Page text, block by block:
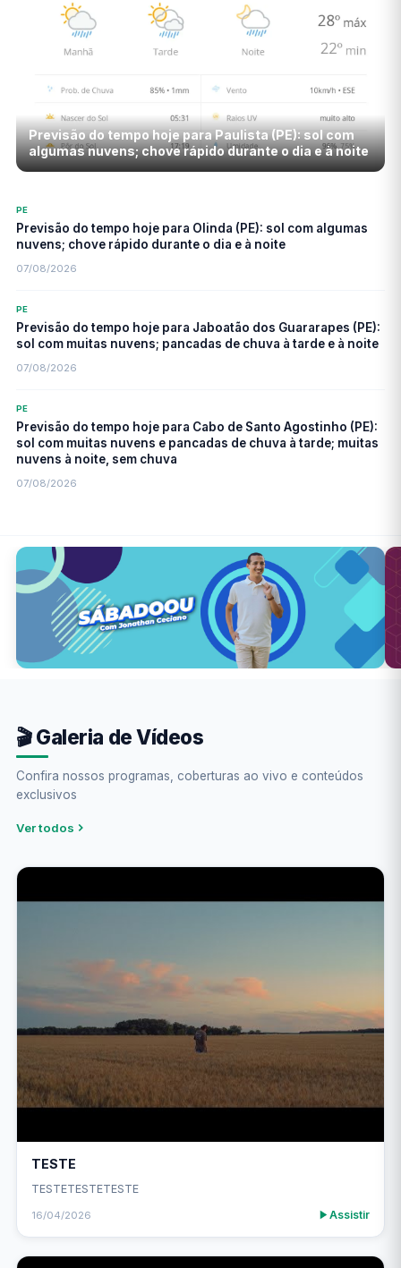
Previsão do tempo hoje para Paulista (PE): sol com
algumas nuvens; chove rápido durante o dia e à noite
PE
Previsão do tempo hoje para Olinda (PE): sol com algumas
nuvens; chove rápido durante o dia e à noite
07/08/2026
PE
Previsão do tempo hoje para Jaboatão dos Guararapes (PE):
sol com muitas nuvens; pancadas de chuva à tarde e à noite
07/08/2026
PE
Previsão do tempo hoje para Cabo de Santo Agostinho (PE):
sol com muitas nuvens e pancadas de chuva à tarde; muitas
nuvens à noite, sem chuva
07/08/2026
🎬 Galeria de Vídeos
Confira nossos programas, coberturas ao vivo e conteúdos
exclusivos
Ver todos
TESTE
TESTETESTETESTE
16/04/2026 Assistir